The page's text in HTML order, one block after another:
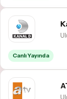
Canlı Yayında